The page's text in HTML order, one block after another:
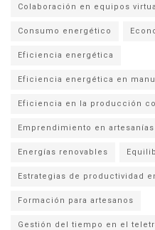
Colaboración en equipos
Consumo energético
Eficiencia energética
Eficiencia energética en
Eficiencia en la producción
Emprendimiento en artesanías
Energías renovables
Estrategias de productividad
Formación para artesanos
Gestión del tiempo en el